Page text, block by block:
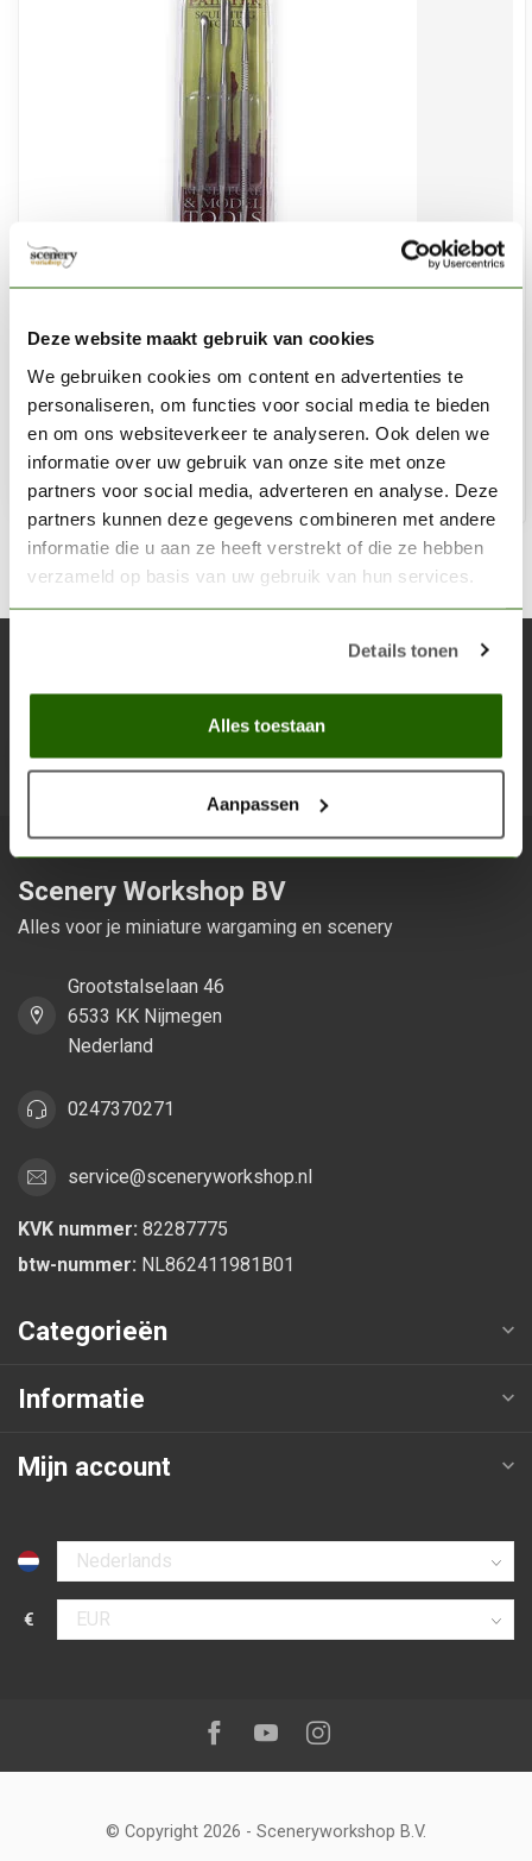
Deze website maakt gebruik van cookies
We gebruiken cookies om content en advertenties te
personaliseren, om functies voor social media te bieden
en om ons websiteverkeer te analyseren. Ook delen we
informatie over uw gebruik van onze site met onze
partners voor social media, adverteren en analyse. Deze
partners kunnen deze gegevens combineren met andere
informatie die u aan ze heeft verstrekt of die ze hebben
verzameld op basis van uw gebruik van hun services.
Details tonen
Alles toestaan
Aanpassen
Sculpting Tools - TL5036
€12,25
Niet op voorraad
Blijf op de hoogte over onze laatste acties
Scenery Workshop BV
Alles voor je miniature wargaming en scenery
Grootstalselaan 46
6533 KK Nijmegen
Nederland
0247370271
service@sceneryworkshop.nl
KVK nummer: 82287775
btw-nummer: NL862411981B01
Categorieën
Informatie
Mijn account
Selecteer taal
€
Selecteer valuta
Volg ons op:Facebook
YoutubeInstagram
© Copyright 2026 - Sceneryworkshop B.V.